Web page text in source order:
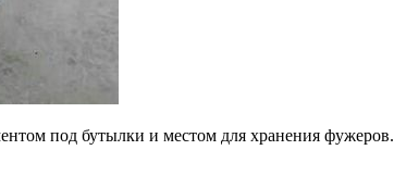
под бутылки и местом для хранения фужеров.